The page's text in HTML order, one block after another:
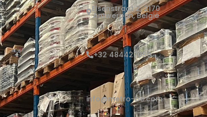
Elsenstraat 2, 2170
Antwerpen, België
+32 484427059
info@metro-be.com